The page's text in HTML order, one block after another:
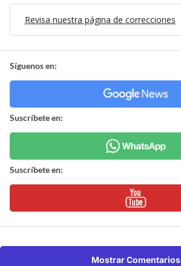
Revisa nuestra página de correcciones
Síguenos en:
Suscríbete en:
Suscríbete en:
Mostrar Comentarios